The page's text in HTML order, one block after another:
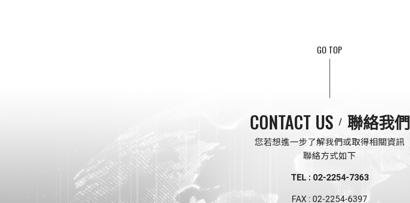
GO TOP
CONTACT US 聯絡我們
您若想進一步了解我們或取得相關資訊
聯絡方式如下
TEL : 02-2254-7363
FAX : 02-2254-6397